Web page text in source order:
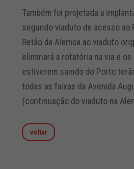
Também foi projetada a
segundo viaduto de acesso ao
Retão da Alemoa ao viaduto
eliminará a rotatória na via e
estiverem saindo do Porto
todas as faixas da Avenida
(continuação do viaduto na
voltar